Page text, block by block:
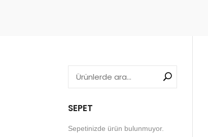
SEPET
Sepetinizde ürün bulunmuyor.